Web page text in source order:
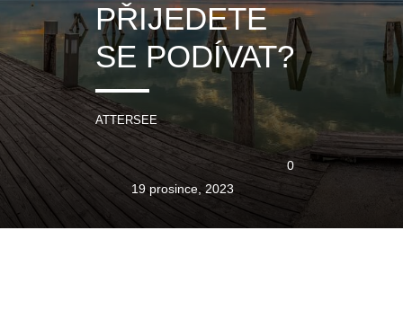
PŘIJEDETE
SE PODÍVAT?
ATTERSEE
0
19 prosince, 2023